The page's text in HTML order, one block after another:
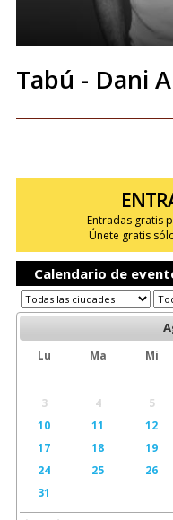
Tabú - Dani
Entradas gratis
Únete gratis
Calendario de
Lu Ma Mi
3
4 5
10
11 12
17
18 19
24
25 26
31